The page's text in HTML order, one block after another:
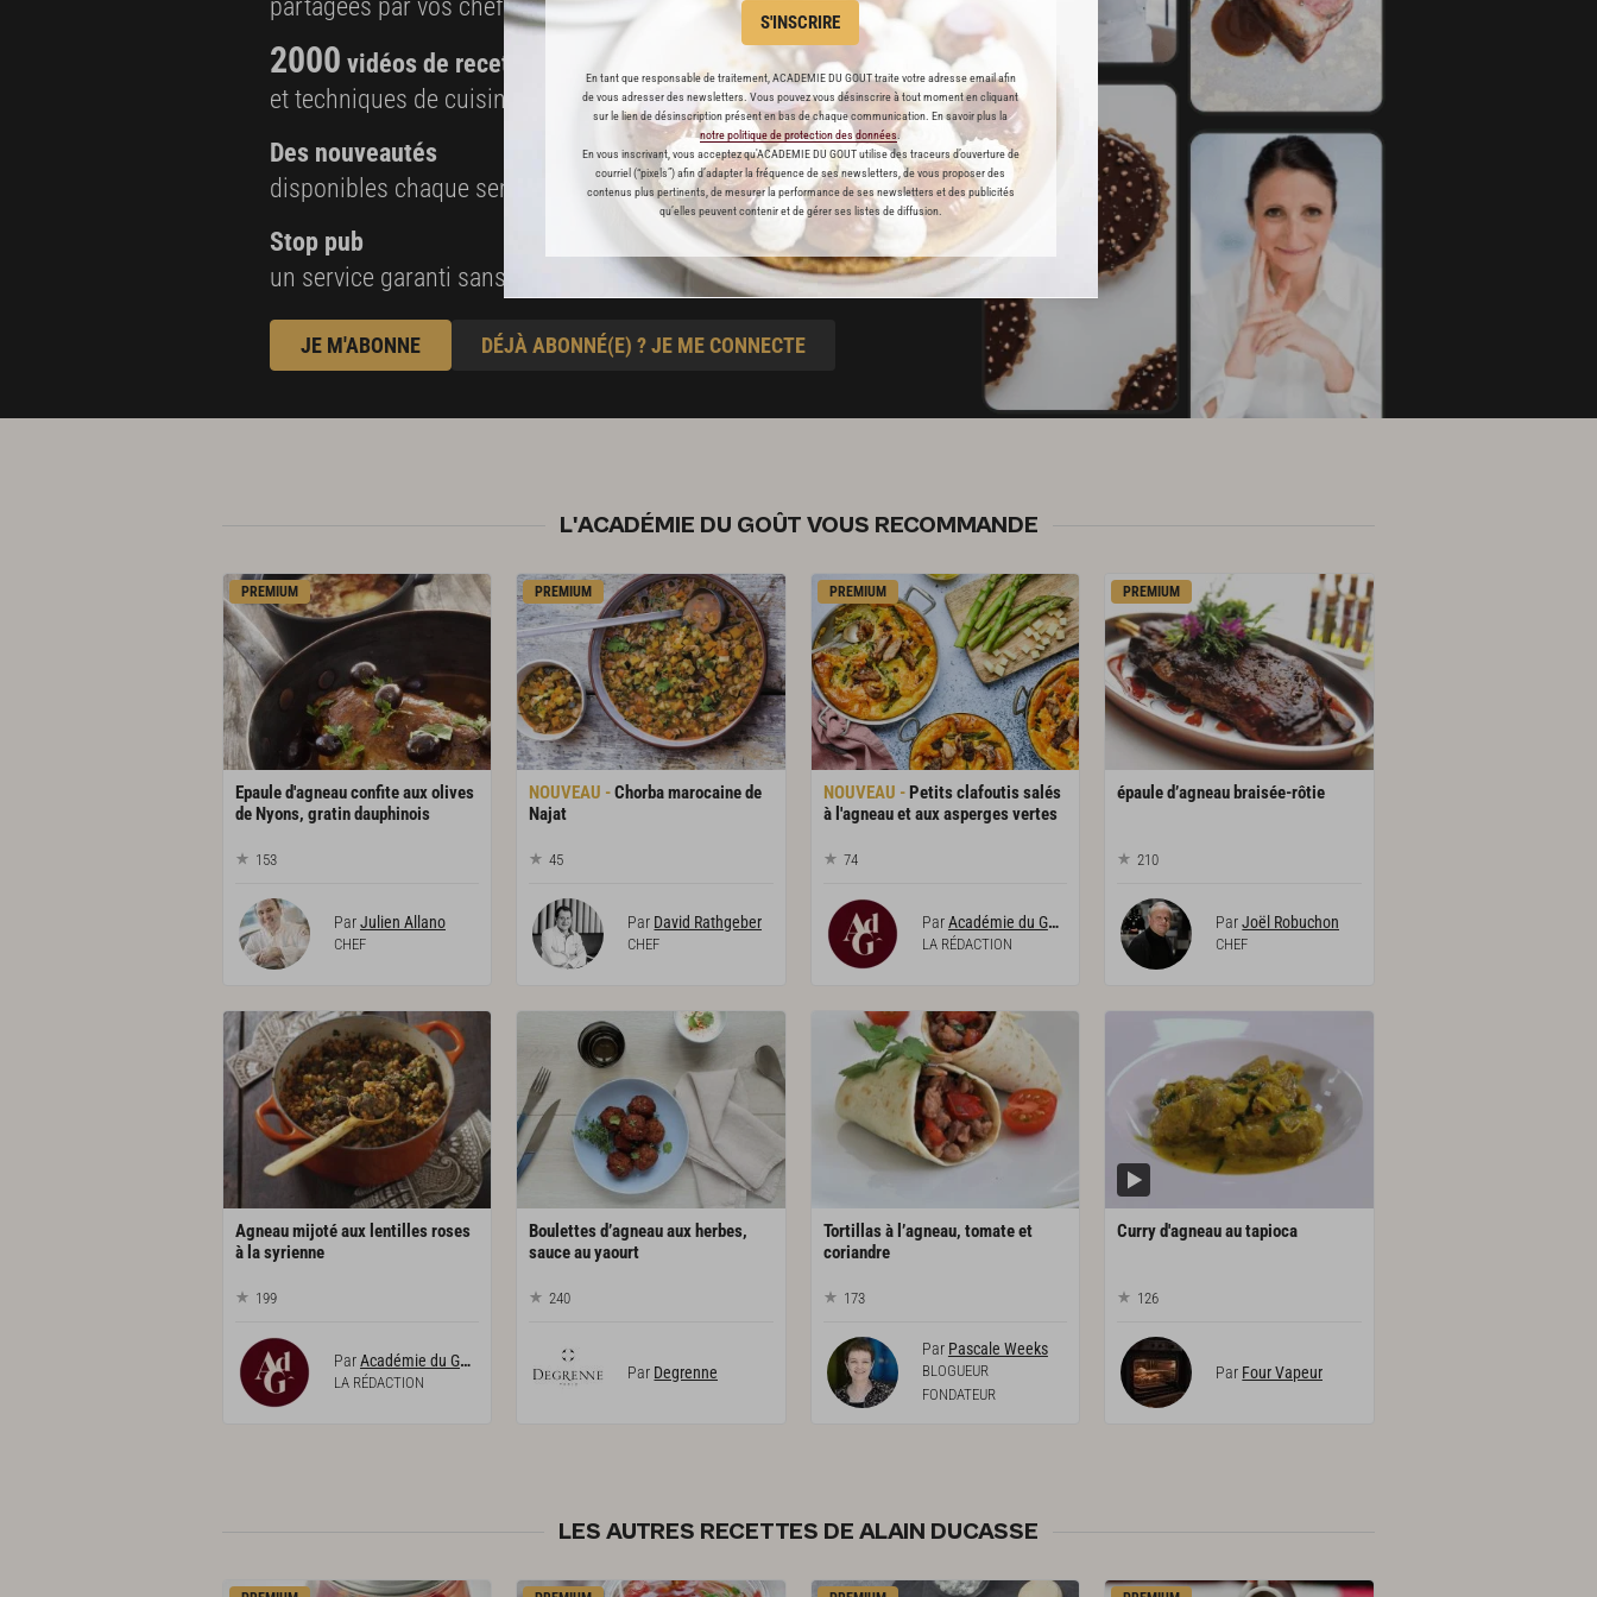
S'INSCRIRE
En tant que responsable de traitement, ACADEMIE DU GOUT traite votre adresse email afin
de vous adresser des newsletters. Vous pouvez vous désinscrire à tout moment en cliquant
sur le lien de désinscription présent en bas de chaque communication. En savoir plus la
notre politique de protection des données.
En vous inscrivant, vous acceptez qu'ACADEMIE DU GOUT utilise des traceurs d’ouverture de
courriel (“pixels”) afin d’adapter la fréquence de ses newsletters, de vous proposer des
contenus plus pertinents, de mesurer la performance de ses newsletters et des publicités
qu’elles peuvent contenir et de gérer ses listes de diffusion.
partagées par vos chefs préférés
2000 vidéos de recettes
et techniques de cuisine et pâtisserie
Des nouveautés
disponibles chaque semaine
Stop pub
un service garanti sans publicité
JE M'ABONNE DÉJÀ ABONNÉ(E) ? JE ME CONNECTE
L'ACADÉMIE DU GOÛT VOUS RECOMMANDE
PREMIUM
Epaule d'agneau confite aux olives
de Nyons, gratin dauphinois
153
ParJulien Allano
CHEF
PREMIUM
Chorba marocaine de
Najat
45
Par David Rathgeber
CHEF
PREMIUM
Petits clafoutis salés
à l'agneau et aux asperges vertes
74
ParAcadémie du Goût
LA RÉDACTION
PREMIUM
épauled’agneau braisée-rôtie
210
ParJoël Robuchon
CHEF
Agneau mijoté aux lentilles roses
à la syrienne
199
ParAcadémie du Goût
LA RÉDACTION
Boulettes d’agneau aux herbes,
sauce au yaourt
240
Par Degrenne
Tortillas à l’agneau, tomate et
coriandre
173
Par Pascale Weeks
BLOGUEUR
FONDATEUR
Curryd'agneauautapioca
126
Par Four Vapeur
LES AUTRES RECETTES DE ALAIN DUCASSE